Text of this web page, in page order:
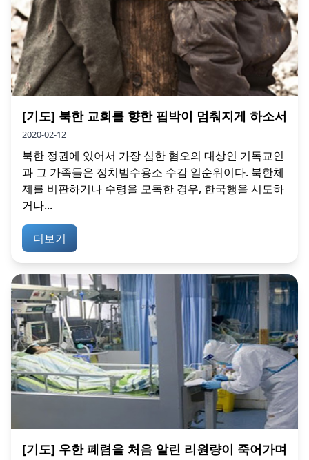
[기도] 북한 교회를 향한 핍박이 멈춰지게 하소서
2020-02-12
북한 정권에 있어서 가장 심한 혐오의 대상인 기독교인
과 그 가족들은 정치범수용소 수감 일순위이다. 북한체
제를 비판하거나 수령을 모독한 경우, 한국행을 시도하
거나...
더보기
[기도] 우한 폐렴을 처음 알린 리원량이 죽어가며